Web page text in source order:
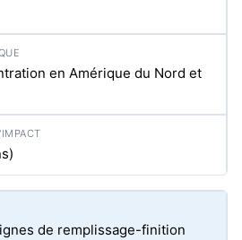
en Amérique du Nord et
de remplissage-finition